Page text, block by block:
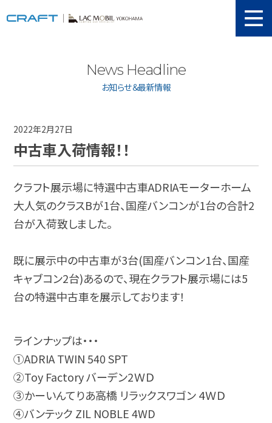
取り扱い新車
認証工場
カスタマイズ
ユーザーボイス
News Headline
お知らせ＆最新情報
2022年2月27日
中古車入荷情報！！
クラフト展示場に特選中古車ADRIAモーターホーム
大人気のクラスBが1台、国産バンコンが1台の合計2
台が入荷致しました。
既に展示中の中古車が3台(国産バンコン1台、国産
キャブコン2台)あるので、現在クラフト展示場には5
台の特選中古車を展示しております！
ラインナップは・・・
①ADRIA TWIN 540 SPT
②Toy Factory バーデン2ＷＤ
③かーいんてりあ高橋 リラックスワゴン 4ＷＤ
④バンテック ZIL NOBLE 4WD